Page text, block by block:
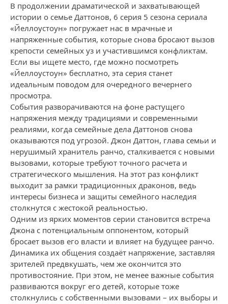
В продолжении драматической и захватывающей
истории о семье Даттонов, 6 серия 5 сезона сериала
«Йеллоустоун» погружает нас в мрачные и
напряженные события, которые снова бросают вызов
крепости семейных уз и участившимся конфликтам.
Если вы ищете место, где можно посмотреть
«Йеллоустоун» бесплатно, эта серия станет
идеальным поводом для очередного вечернего
просмотра.
События разворачиваются на фоне растущего
напряжения между традициями и современными
реалиями, когда семейные дела Даттонов снова
оказываются под угрозой. Джон Даттон, глава семьи и
нерушимый хранитель ранчо, сталкивается с новыми
вызовами, которые требуют точного расчета и
стратегического мышления. На этот раз конфликт
выходит за рамки традиционных драконов, ведь
интересы бизнеса и защиты семейного наследия
столкнутся с жестокой реальностью.
Одним из ярких моментов серии становится встреча
Джона с потенциальным оппонентом, который
бросает вызов его власти и влияет на будущее ранчо.
Динамика их общения создаёт напряжение, заставляя
зрителей предвкушать, чем же окончится это
противостояние. При этом, не менее важные события
развиваются вокруг его детей, которые тоже
столкнулись с собственными вызовами – их выборы и